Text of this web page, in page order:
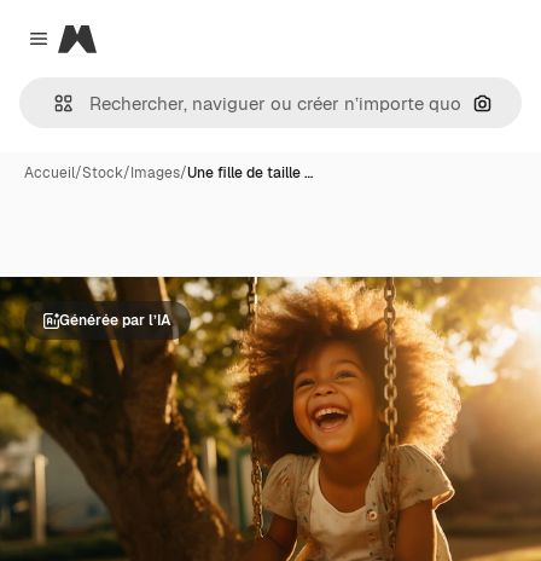
Close menu
Magnific
Accueil/Stock/Images/Une fille de taille …
Générée par l’IA